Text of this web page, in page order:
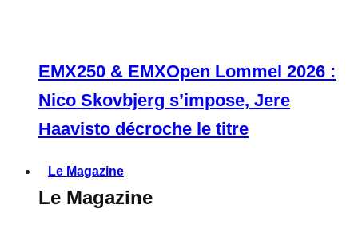
EMX250 & EMXOpen Lommel 2026 :
Nico Skovbjerg s’impose, Jere
Haavisto décroche le titre
Le Magazine
Le Magazine